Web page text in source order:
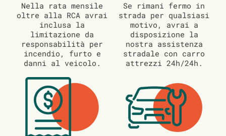
Nella rata mensile
oltre alla RCA avrai
inclusa la
limitazione da
responsabilità per
incendio, furto e
danni al veicolo.
Se rimani fermo in
strada per qualsiasi
motivo, avrai a
disposizione la
nostra assistenza
stradale con carro
attrezzi 24h/24h.